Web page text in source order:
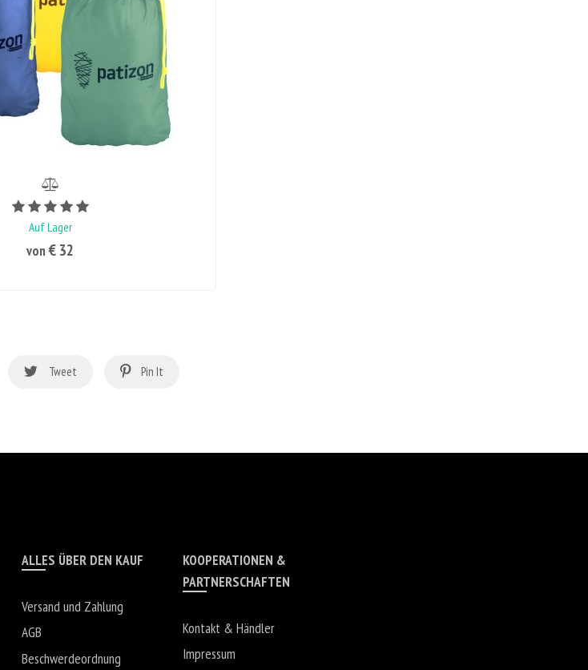
Auf Lager
von € 32
Tweet Pin It
ALLES ÜBER DEN KAUF
Versand und Zahlung
AGB
Beschwerdeordnung
KOOPERATIONEN &
PARTNERSCHAFTEN
Kontakt & Händler
Impressum